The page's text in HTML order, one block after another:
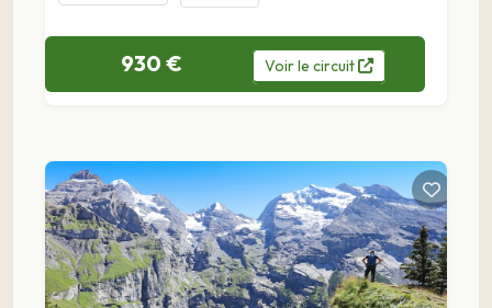
930 € Voirle circuit